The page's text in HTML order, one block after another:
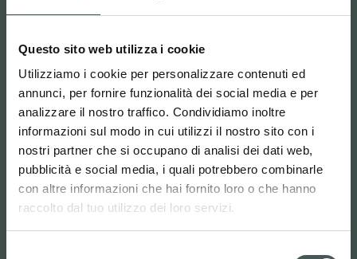
Questo sito web utilizza i cookie
Utilizziamo i cookie per personalizzare contenuti ed
annunci, per fornire funzionalità dei social media e per
analizzare il nostro traffico. Condividiamo inoltre
informazioni sul modo in cui utilizzi il nostro sito con i
nostri partner che si occupano di analisi dei dati web,
pubblicità e social media, i quali potrebbero combinarle
con altre informazioni che hai fornito loro o che hanno
raccolto dal tuo utilizzo dei loro servizi.
Area riservata Carpet studio
Italiano
Radici Pietro Industries & Brands
S.p.A.
Via Cavalier Pietro Radici, 19 – 24026